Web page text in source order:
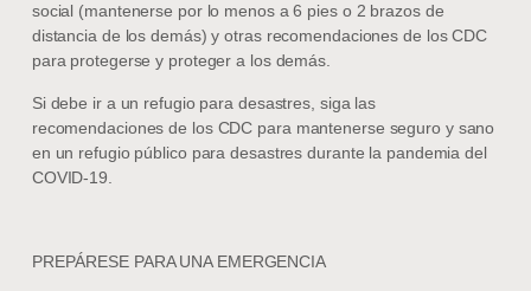
social (mantenerse por lo menos a 6 pies o 2 brazos de
distancia de los demás) y otras recomendaciones de los CDC
para protegerse y proteger a los demás.
Si debe ir a un refugio para desastres, siga las
recomendaciones de los CDC para mantenerse seguro y sano
en un refugio público para desastres durante la pandemia del
COVID-19.
PREPÁRESE PARA UNA EMERGENCIA